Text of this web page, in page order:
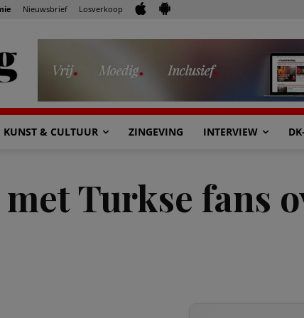
Nieuwsbrief Losverkoop
KUNST & CULTUUR ZINGEVING INTERVIEW
Turkse fans